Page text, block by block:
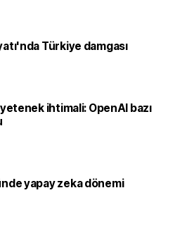
Türkiye damgası
ihtimali: OpenAI bazı
yapay zeka dönemi